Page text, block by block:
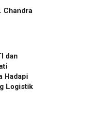
Chandra
dan
Hadapi
Logistik